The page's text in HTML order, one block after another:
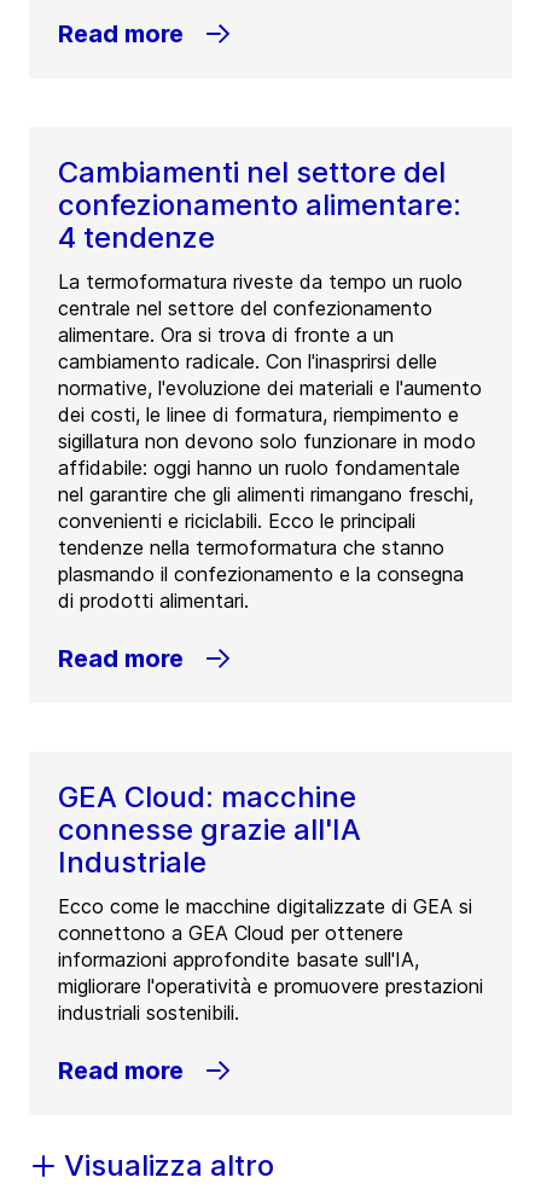
Read more
Cambiamenti nel settore del
confezionamento alimentare:
4 tendenze
La termoformatura riveste da tempo un ruolo
centrale nel settore del confezionamento
alimentare. Ora si trova di fronte a un
cambiamento radicale. Con l'inasprirsi delle
normative, l'evoluzione dei materiali e l'aumento
dei costi, le linee di formatura, riempimento e
sigillatura non devono solo funzionare in modo
affidabile: oggi hanno un ruolo fondamentale
nel garantire che gli alimenti rimangano freschi,
convenienti e riciclabili. Ecco le principali
tendenze nella termoformatura che stanno
plasmando il confezionamento e la consegna
di prodotti alimentari.
Read more
GEA Cloud: macchine
connesse grazie all'IA
Industriale
Ecco come le macchine digitalizzate di GEA si
connettono a GEA Cloud per ottenere
informazioni approfondite basate sull'IA,
migliorare l'operatività e promuovere prestazioni
industriali sostenibili.
Read more
Visualizza altro